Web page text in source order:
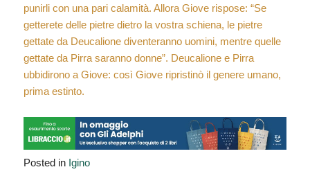
punirli con una pari calamità. Allora Giove rispose: “Se
getterete delle pietre dietro la vostra schiena, le pietre
gettate da Deucalione diventeranno uomini, mentre quelle
gettate da Pirra saranno donne”. Deucalione e Pirra
ubbidirono a Giove: così Giove ripristinò il genere umano,
prima estinto.
Posted in Igino